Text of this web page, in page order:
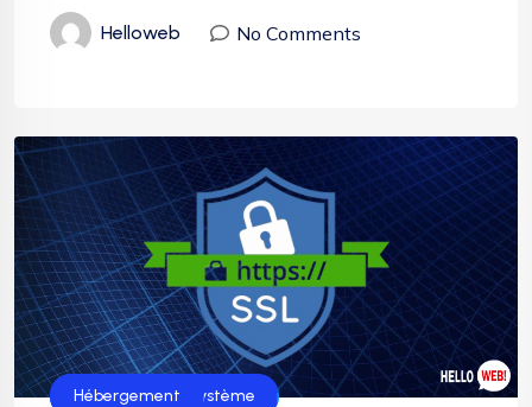
Helloweb No Comments
Administration système
Hébergement